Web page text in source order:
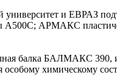
и ЕВРАЗ
АРМАКС пластичен,
балка БАЛМАКС 390,
химическому